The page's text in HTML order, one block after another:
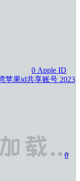
0 Apple ID
苹果id共享账号 2023
0